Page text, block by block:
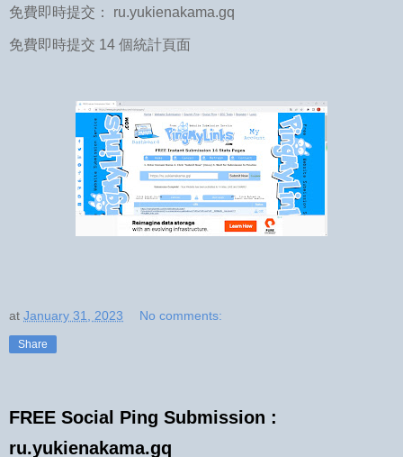
免費即時提交： ru.yukienakama.gq
免費即時提交 14 個統計頁面
at January 31, 2023 No comments:
Share
FREE Social Ping Submission :
ru.yukienakama.gq